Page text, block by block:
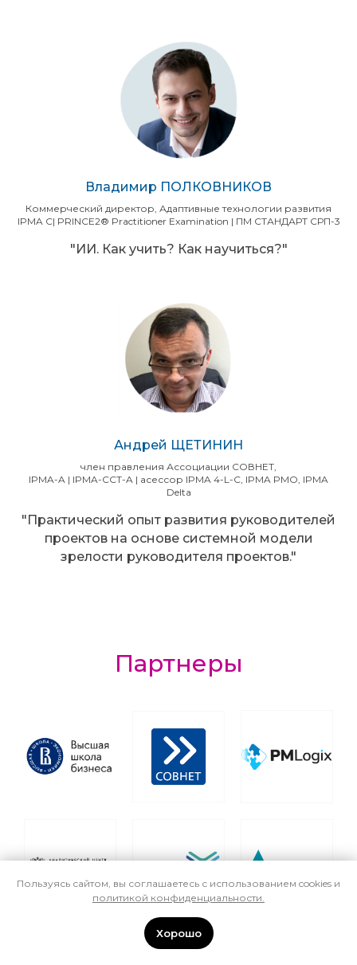
Владимир ПОЛКОВНИКОВ
Коммерческий директор, Адаптивные технологии развития
IPMA С| PRINCE2® Practitioner Examination | ПМ СТАНДАРТ СРП-3
"ИИ. Как учить? Как научиться?"
Андрей ЩЕТИНИН
член правления Ассоциации СОВНЕТ,
IPMA-A | IPMA-CCT-A | асессор IPMA 4-L-C, IPMA PMO, IPMA
Delta
"Практический опыт развития руководителей
проектов на основе системной модели
зрелости руководителя проектов."
Партнеры
Организатор
Пользуясь сайтом, вы соглашаетесь с использованием cookies и
политикой конфиденциальности.
Хорошо